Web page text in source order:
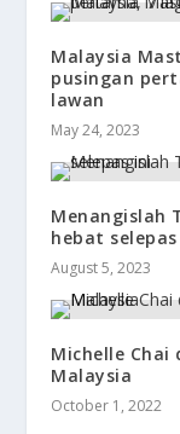
Malaysia
pusingan
lawan
May 24, 2023
Menangislah
hebat
August 5, 2023
Michelle Chai
Malaysia
October 1, 2022